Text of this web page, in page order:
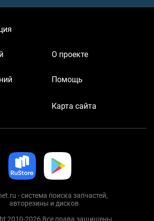
О проекте
Помощь
Карта сайта
- система поиска запчастей,
авторезины и дисков
2010-2026 Все права защищены